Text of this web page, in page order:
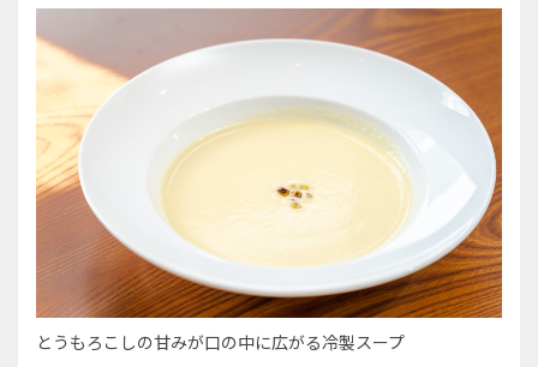
とうもろこしの甘みが口の中に広がる冷製スープ